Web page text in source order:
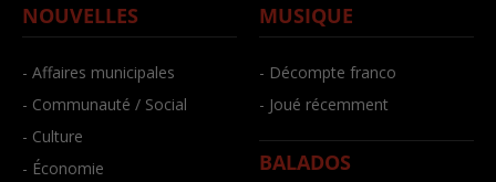
NOUVELLES
- Affaires municipales
- Communauté / Social
- Culture
- Économie
MUSIQUE
- Décompte franco
- Joué récemment
BALADOS